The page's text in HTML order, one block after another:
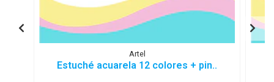
Artel
Estuché acuarela 12 colores + pin..